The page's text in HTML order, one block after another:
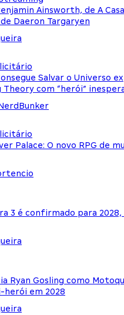
Ainsworth, de A
Daeron Targaryen
Salvar o Universo
Theory com “herói”
Palace: O novo RPG de
3 é confirmado para 2028,
Ryan Gosling como
em 2028